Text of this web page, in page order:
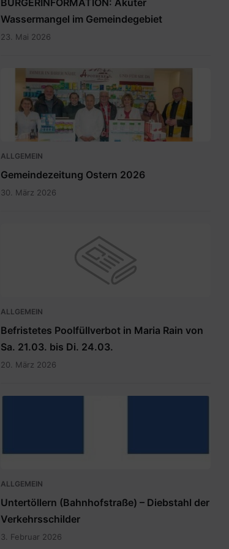
BÜRGERINFORMATION: Akuter
Wassermangel im Gemeindegebiet
23. Mai 2026
April
2026_INT.pdf
ALLGEMEIN
Gemeindezeitung Ostern 2026
30. März 2026
ALLGEMEIN
Befristetes Poolfüllverbot in Maria Rain von
Sa. 21.03. bis Di. 24.03.
20. März 2026
ALLGEMEIN
Untertöllern (Bahnhofstraße) – Diebstahl der
Verkehrsschilder
3. Februar 2026